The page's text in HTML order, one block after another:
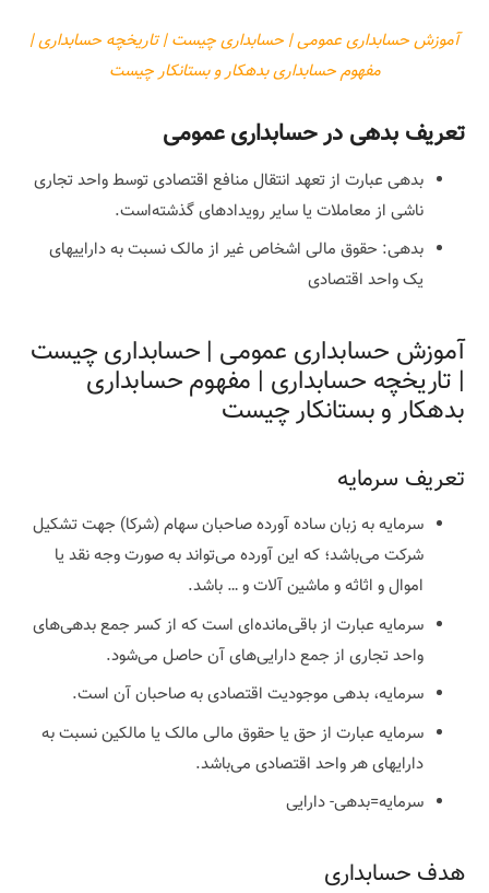
آموزش حسابداری عمومی | حسابداری چیست | تاریخچه حسابداری |
مفهوم حسابداری بدهکار و بستانکار چیست
تعریفبدهی در حسابداری عمومی
بدهی عبارت از تعهد انتقال منافع اقتصادی توسط واحد تجاری
ناشی از معاملات یا سایر رویدادهای گذشته‌است.
بدهی: حقوق مالی اشخاص غیر از مالک نسبت به داراییهای
یک واحد اقتصادی
آموزش حسابداری عمومی | حسابداری چیست
| تاریخچه حسابداری | مفهوم حسابداری
بدهکار و بستانکار چیست
تعریف سرمایه
سرمایه به زبان ساده آورده صاحبان سهام (شرکا) جهت تشکیل
شرکت می‌باشد؛ که این آورده می‌تواند به صورت وجه نقد یا
اموال و اثاثه و ماشین آلات و … باشد.
سرمایه عبارت از باقی‌مانده‌ای است که از کسر جمع بدهی‌های
واحد تجاری از جمع دارایی‌های آن حاصل می‌شود.
سرمایه، بدهی موجودیت اقتصادی به صاحبان آن است.
سرمایه عبارت از حق یا حقوق مالی مالک یا مالکین نسبت به
دارایهای هر واحد اقتصادی می‌باشد.
سرمایه=بدهی- دارایی
هدف حسابداری